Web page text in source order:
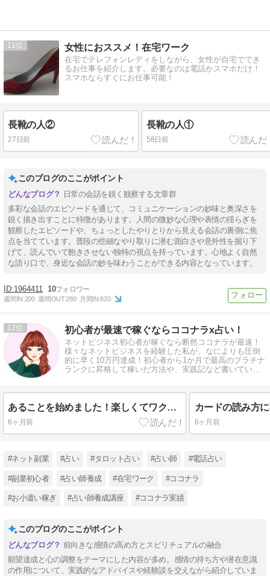
11 女性におススメ！在宅ワーク
在宅でテレフォンレディをしながら、女性が自宅ででき
るお仕事を紹介します。必要なのは電話かスマホだけ！
スマホならすぐにお仕事可能！
長靴の人②
27日前
長靴の人①
58日前
このブログのここがポイント
日常の会話を鋭く観察する文章群
多彩な会話のエピソードを通じて、コミュニケーションの妙味と奥深さを
鋭く描き出すことに特徴があります。人間の微妙な心理や表情の揺らぎを
観察したエピソードや、ちょっとしたやりとりから見える会話の裏側に焦
点を当てています。普段の些細なやり取りに潜む面白さや意外性を掘り下
げて、読んでいて飽きさせない独特の視点を持っています。心地よく自然
な語り口で、身近な会話の妙を味わうことができる内容となっています。
1964411 10
週間IN:200 週間OUT:280 月間IN:820
12 初心者が最速で稼ぐならココナラx占い！
ネットビジネス初心者が稼ぐなら断然ココナラが最速！
様々なネットビジネスを経験した私が、なによりも圧倒
的に早く10万円達成！初心者から1か月で最高のプラチナ
ランクに昇格して稼いだ方法や、実践記など書いていま
あることを始めました！楽しくてワクワクしています(^^)
6ヶ月前 6ヶ月前
#ネット副業 #占い #タロット占い #占い師 #電話占い
#副業初心者 #占い師養成 #在宅ワーク #ココナラ
#お小遣い稼ぎ #占い師養成講座 #ココナラ実績
このブログのここがポイント
前向きな感情の高め方とスピリチュアルの融合
願望達成と心の調整をテーマにした内容が多め。感情の持ち方や潜在意識
の作用について、実践的なアドバイスや経験談を交えながら紹介していま